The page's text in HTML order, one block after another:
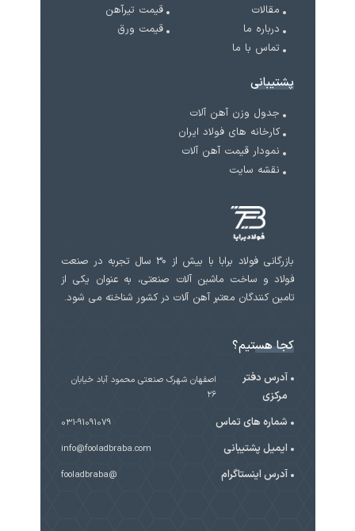
مقالات
درباره ما
تماس با ما
قیمت تیرآهن
قیمت ورق
پشتیبانی
جدول وزن آهن آلات
کارخانه های فولاد ایران
نمودار قیمت آهن آلات
نقشه سایت
بازرگانی فولاد برابا با بیش از 30 سال تجربه در صنعت
فولاد و ساخت ماشین آلات صنعتی، به عنوان یکی از
تامین کنندگان معتبر آهن آلات در کشور شناخته می شود.
کجا هستیم؟
آدرس دفتر
مرکزی
اصفهان شهرک صنعتی محمود آباد خیابان
۲۶
شماره های تماس 031-91091079
ایمیل پشتیبانی info@fooladbraba.com
آدرس اینستاگرام @fooladbraba